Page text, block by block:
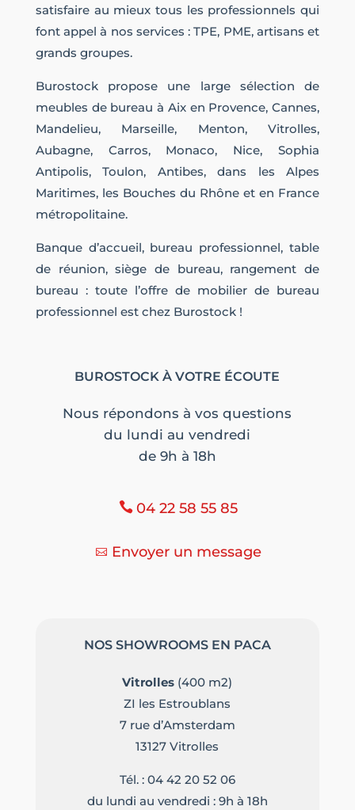
satisfaire au mieux tous les professionnels qui
font appel à nos services : TPE, PME, artisans et
grands groupes.
Burostock propose une large sélection de
meubles de bureau à Aix en Provence, Cannes,
Mandelieu, Marseille, Menton, Vitrolles,
Aubagne, Carros, Monaco, Nice, Sophia
Antipolis, Toulon, Antibes, dans les Alpes
Maritimes, les Bouches du Rhône et en France
métropolitaine.
Banque d’accueil, bureau professionnel, table
de réunion, siège de bureau, rangement de
bureau : toute l’offre de mobilier de bureau
professionnel est chez Burostock !
BUROSTOCK À VOTRE ÉCOUTE
Nous répondons à vos questions
du lundi au vendredi
de 9h à 18h
04 22 58 55 85
Envoyer un message
NOS SHOWROOMS EN PACA
Vitrolles (400 m2)
ZI les Estroublans
7 rue d’Amsterdam
13127 Vitrolles
Tél. : 04 42 20 52 06
du lundi au vendredi : 9h à 18h